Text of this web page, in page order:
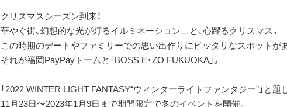
クリスマスシーズン到来！
華やぐ街、幻想的な光が灯るイルミネーション…と、心躍るクリスマス。
この時期のデートやファミリーでの思い出作りにピッタリなスポットが
それが福岡PayPayドームと「BOSS E・ZO FUKUOKA」。
「2022 WINTER LIGHT FANTASY“ウィンターライトファンタジー”」と題し
11月23日〜2023年1月9日まで期間限定で冬のイベントを開催。